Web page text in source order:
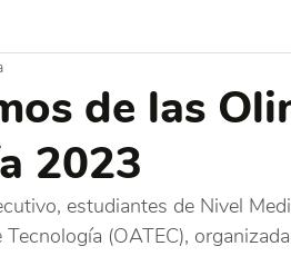
de las
2023
estudiantes de Nivel
(OATEC),